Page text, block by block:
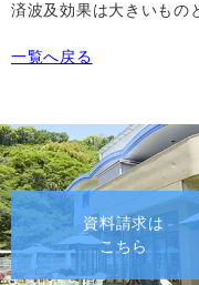
済波及効果は大きいもの
一覧へ戻る
資料請求は
こちら